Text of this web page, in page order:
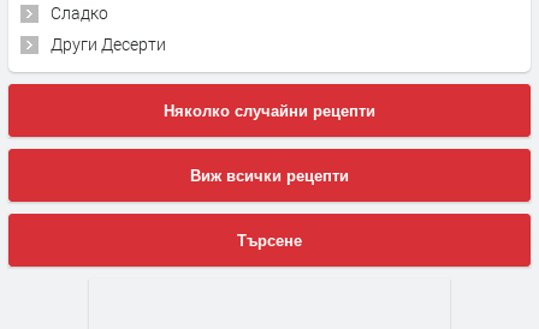
Сладко
Други Десерти
Няколко случайни рецепти
Виж всички рецепти
Търсене